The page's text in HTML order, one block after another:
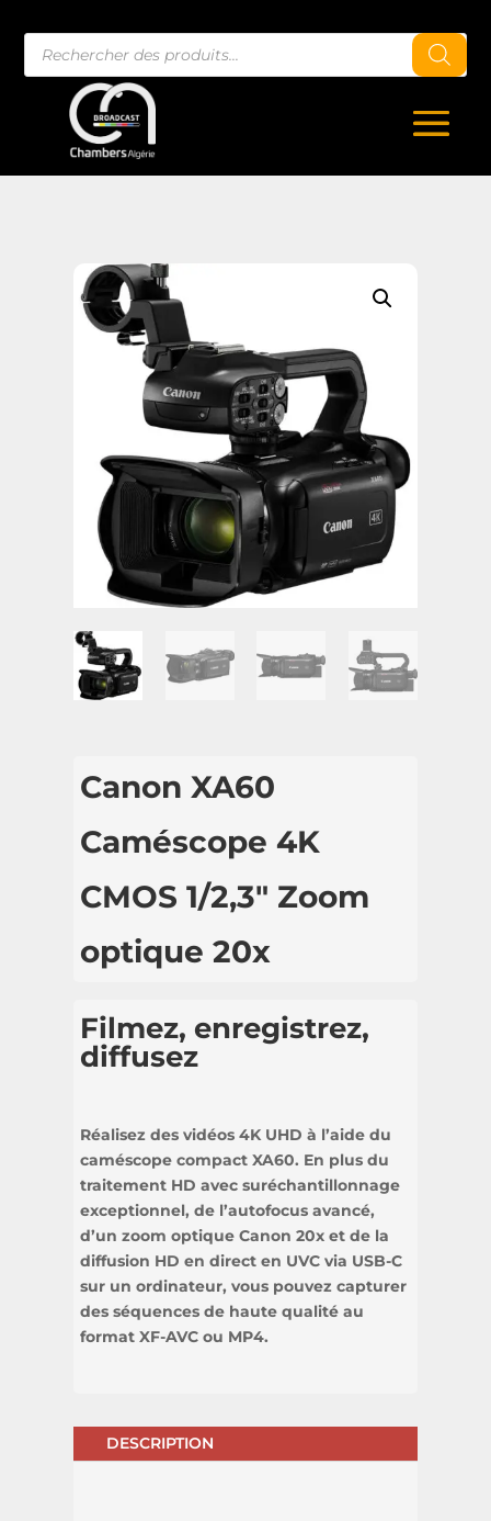
Recherche
de
produits
Canon XA60
Caméscope 4K
CMOS 1/2,3″ Zoom
optique 20x
Filmez, enregistrez,
diffusez
Réalisez des vidéos 4K UHD à l’aide du
caméscope compact XA60. En plus du
traitement HD avec suréchantillonnage
exceptionnel, de l’autofocus avancé,
d’un zoom optique Canon 20x et de la
diffusion HD en direct en UVC via USB-C
sur un ordinateur, vous pouvez capturer
des séquences de haute qualité au
format XF-AVC ou MP4.
DESCRIPTION